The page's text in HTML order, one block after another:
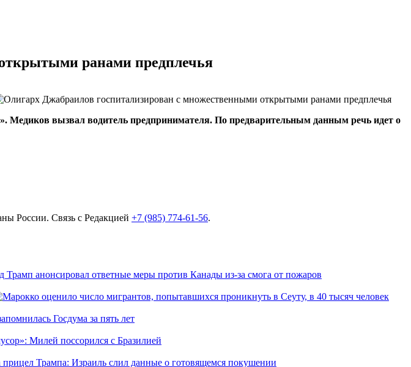
ранами предплечья
вызвал водитель предпринимателя. По предварительным данным речь идет о
России. Связь с Редакцией +7 (985) 774-61-56.